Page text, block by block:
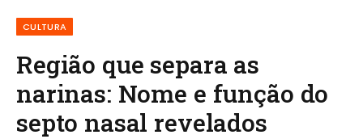
CULTURA
Região que separa as
narinas: Nome e função do
septo nasal revelados